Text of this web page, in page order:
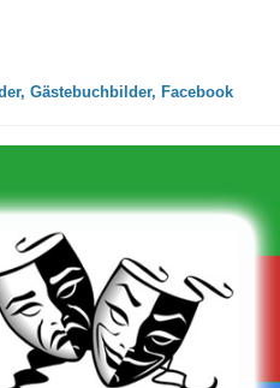
Gästebuchbilder, Facebook